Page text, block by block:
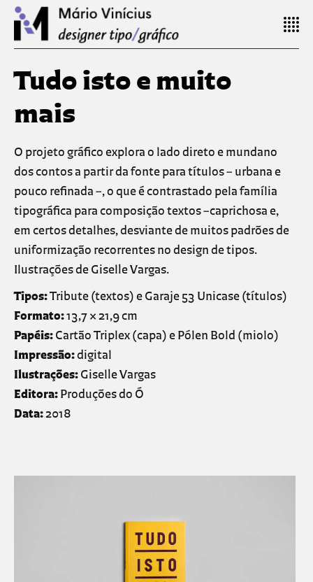
Tudo isto e muito
mais
O projeto gráfico explora o lado direto e mundano
dos contos a partir da fonte para títulos – urbana e
pouco refinada –, o que é contrastado pela família
tipográfica para composição textos –caprichosa e,
em certos detalhes, desviante de muitos padrões de
uniformização recorrentes no design de tipos.
Ilustrações de Giselle Vargas.
Tipos:Tribute (textos) e Garaje 53 Unicase (títulos)
Formato:13,7 × 21,9 cm
Papéis: Cartão Triplex (capa) e Pólen Bold (miolo)
Impressão:digital
Ilustrações: Giselle Vargas
Editora: Produções do Ó
Data:2018